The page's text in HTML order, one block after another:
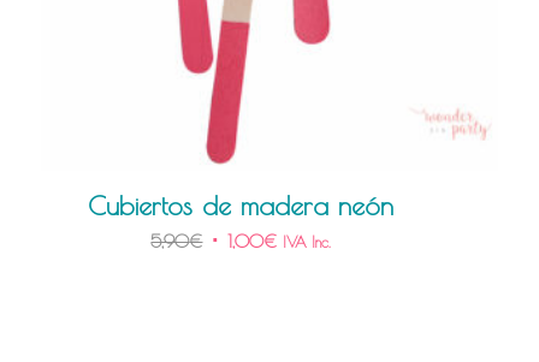
Cubiertos de madera neón
5,90€ 1,00€ IVA Inc.